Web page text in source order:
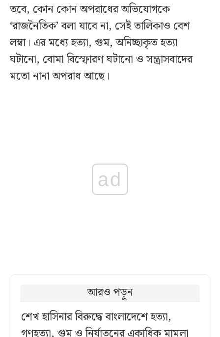
তবে, কোন কোন অপরাধের অভিযোগকে
‘রাজনৈতিক’ বলা যাবে না, সেই তালিকাও বেশ
লম্বা। এর মধ্যে হত্যা, গুম, অনিচ্ছাকৃত হত্যা
ঘটানো, বোমা বিস্ফোরণ ঘটানো ও সন্ত্রাসবাদের
মতো নানা অপরাধ আছে।
ad
আরও পড়ুন
শেখ হাসিনার বিরুদ্ধে বাংলাদেশে হত্যা,